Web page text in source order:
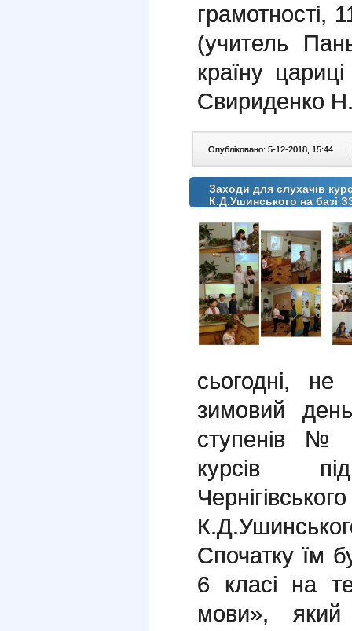
грамотності,
(учитель
країну
Свириденко
Опубліковано: 5-12-2018, 15:44 |
Заходи для слухачів
К.Д.Ушинського на базі
сьогодні,
зимовий
ступенів №
курсів
Спочатку їм
6 класі на
мови», який